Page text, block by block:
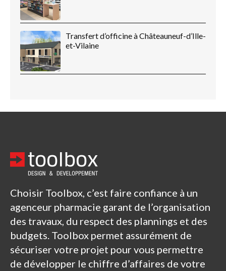
Transfert d’officine à Châteauneuf-d’Ille-
et-Vilaine
Choisir Toolbox, c’est faire confiance à un
agenceur pharmacie garant de l’organisation
des travaux, du respect des plannings et des
budgets. Toolbox permet assurément de
sécuriser votre projet pour vous permettre
de développer le chiffre d’affaires de votre